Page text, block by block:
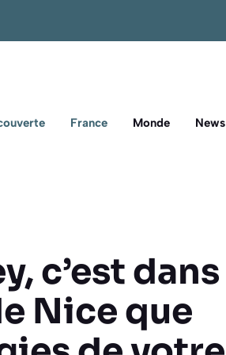
France Monde News
c’est dans
Nice que